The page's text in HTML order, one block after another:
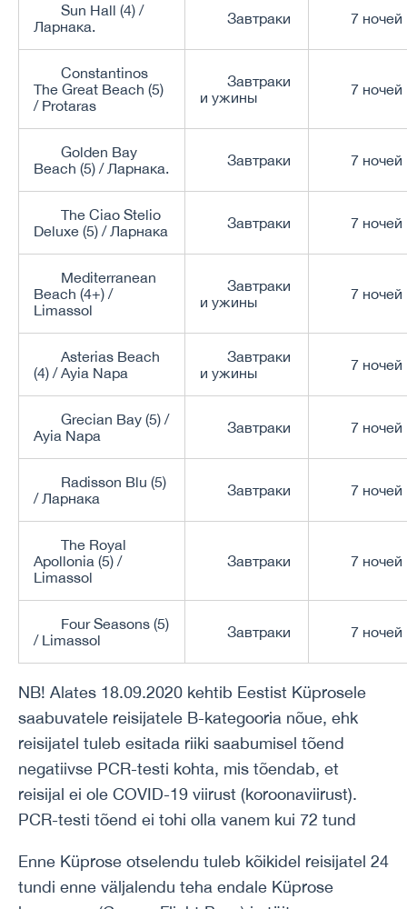
Sun Hall (4) /
Ларнака.
Завтраки 7 ночей
Constantinos
The Great Beach (5)
/ Protaras
Завтраки
и ужины
7 ночей
Golden Bay
Beach (5) / Ларнака.
Завтраки 7 ночей
The Ciao Stelio
Deluxe (5) / Ларнака
Завтраки 7 ночей
Mediterranean
Beach (4+) /
Limassol
Завтраки
и ужины
7 ночей
Asterias Beach
(4) / Ayia Napa
Завтраки
и ужины
7 ночей
Grecian Bay (5) /
Ayia Napa
Завтраки 7 ночей
Radisson Blu (5)
/ Ларнака
Завтраки 7 ночей
The Royal
Apollonia (5) /
Limassol
Завтраки 7 ночей
Four Seasons (5)
/ Limassol
Завтраки 7 ночей
NB! Alates 18.09.2020 kehtib Eestist Küprosele
saabuvatele reisijatele B-kategooria nõue, ehk
reisijatel tuleb esitada riiki saabumisel tõend
negatiivse PCR-testi kohta, mis tõendab, et
reisijal ei ole COVID-19 viirust (koroonaviirust).
PCR-testi tõend ei tohi olla vanem kui 72 tund
Enne Küprose otselendu tuleb kõikidel reisijatel 24
tundi enne väljalendu teha endale Küprose